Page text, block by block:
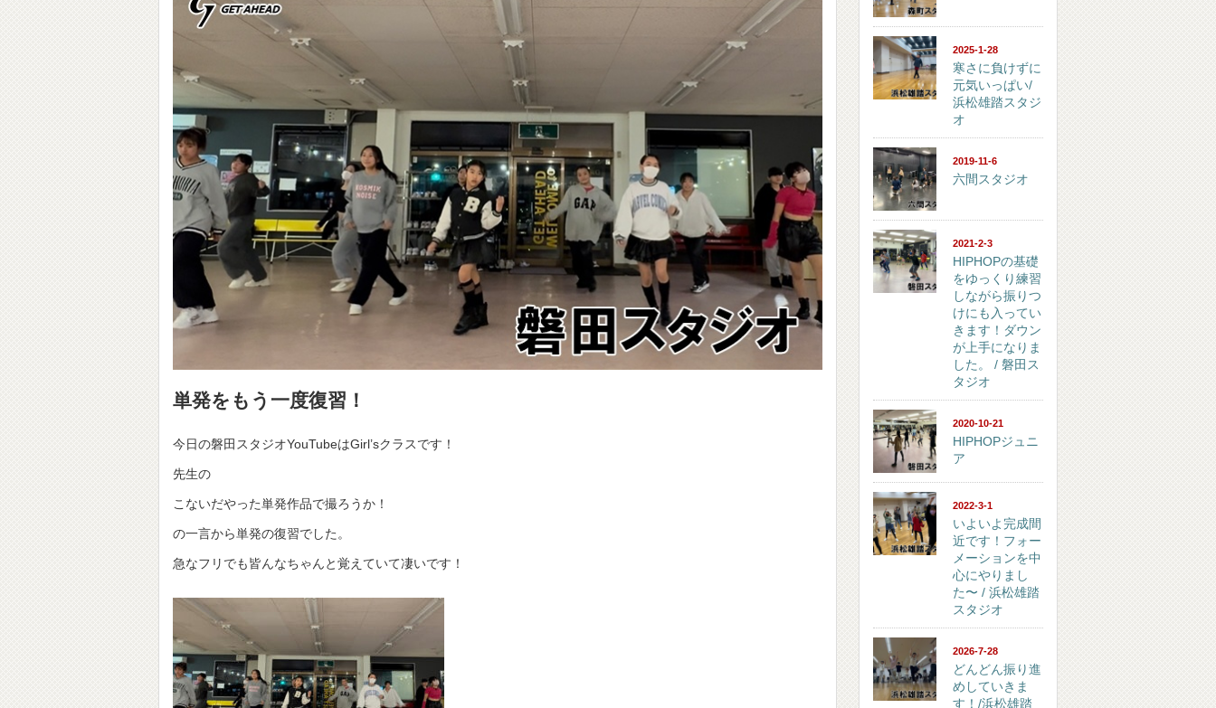
単発をもう一度復習！
今日の磐田スタジオYouTubeはGirl’sクラスです！
先生の
こないだやった単発作品で撮ろうか！
の一言から単発の復習でした。
急なフリでも皆んなちゃんと覚えていて凄いです！
2025-1-28
寒さに負けずに
元気いっぱい/
浜松雄踏スタジ
オ
2019-11-6
六間スタジオ
2021-2-3
HIPHOPの基礎
をゆっくり練習
しながら振りつ
けにも入ってい
きます！ダウン
が上手になりま
した。 / 磐田ス
タジオ
2020-10-21
HIPHOPジュニ
ア
2022-3-1
いよいよ完成間
近です！フォー
メーションを中
心にやりまし
た〜 / 浜松雄踏
スタジオ
2026-7-28
どんどん振り進
めしていきま
す！/浜松雄踏